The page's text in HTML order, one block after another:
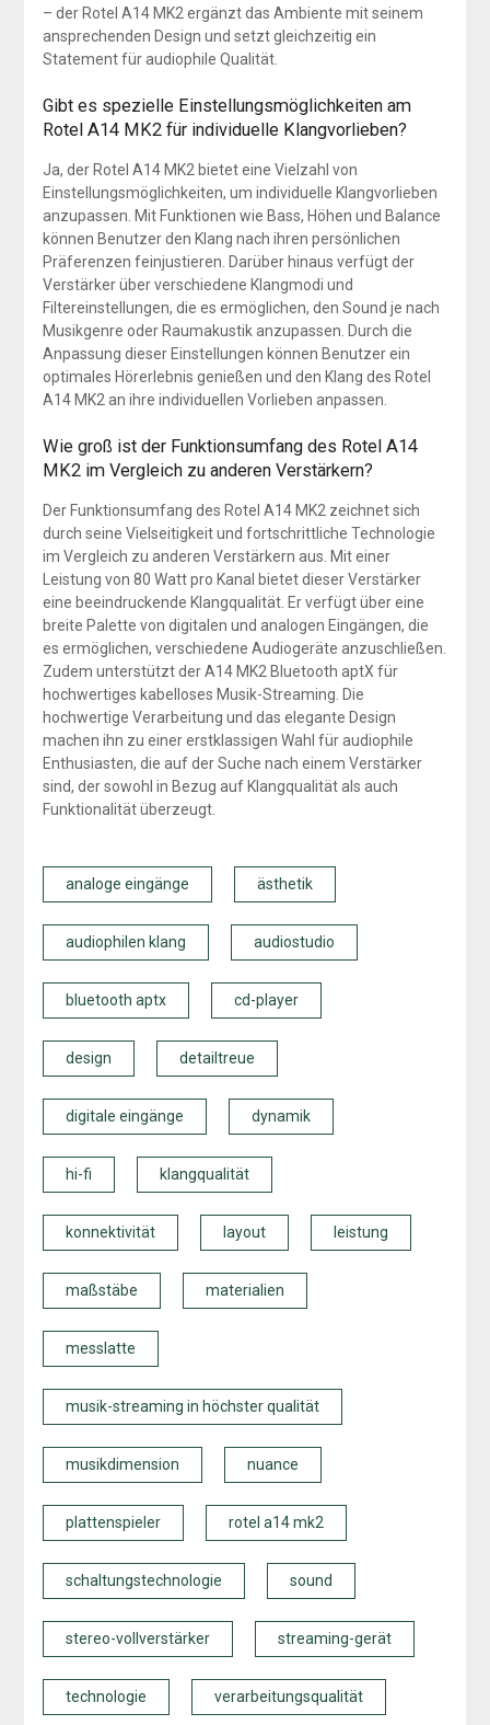
– der Rotel A14 MK2 ergänzt das Ambiente mit seinem
ansprechenden Design und setzt gleichzeitig ein
Statement für audiophile Qualität.
Gibt es spezielle Einstellungsmöglichkeiten am
Rotel A14 MK2 für individuelle Klangvorlieben?
Ja, der Rotel A14 MK2 bietet eine Vielzahl von
Einstellungsmöglichkeiten, um individuelle Klangvorlieben
anzupassen. Mit Funktionen wie Bass, Höhen und Balance
können Benutzer den Klang nach ihren persönlichen
Präferenzen feinjustieren. Darüber hinaus verfügt der
Verstärker über verschiedene Klangmodi und
Filtereinstellungen, die es ermöglichen, den Sound je nach
Musikgenre oder Raumakustik anzupassen. Durch die
Anpassung dieser Einstellungen können Benutzer ein
optimales Hörerlebnis genießen und den Klang des Rotel
A14 MK2 an ihre individuellen Vorlieben anpassen.
Wie groß ist der Funktionsumfang des Rotel A14
MK2 im Vergleich zu anderen Verstärkern?
Der Funktionsumfang des Rotel A14 MK2 zeichnet sich
durch seine Vielseitigkeit und fortschrittliche Technologie
im Vergleich zu anderen Verstärkern aus. Mit einer
Leistung von 80 Watt pro Kanal bietet dieser Verstärker
eine beeindruckende Klangqualität. Er verfügt über eine
breite Palette von digitalen und analogen Eingängen, die
es ermöglichen, verschiedene Audiogeräte anzuschließen.
Zudem unterstützt der A14 MK2 Bluetooth aptX für
hochwertiges kabelloses Musik-Streaming. Die
hochwertige Verarbeitung und das elegante Design
machen ihn zu einer erstklassigen Wahl für audiophile
Enthusiasten, die auf der Suche nach einem Verstärker
sind, der sowohl in Bezug auf Klangqualität als auch
Funktionalität überzeugt.
analoge eingänge ästhetik
audiophilen klang audiostudio
bluetooth aptx cd-player
design detailtreue
digitale eingänge dynamik
hi-fi klangqualität
konnektivität layout leistung
maßstäbe materialien
messlatte
musik-streaming in höchster qualität
musikdimension nuance
plattenspieler rotel a14 mk2
schaltungstechnologie sound
stereo-vollverstärker streaming-gerät
technologie verarbeitungsqualität